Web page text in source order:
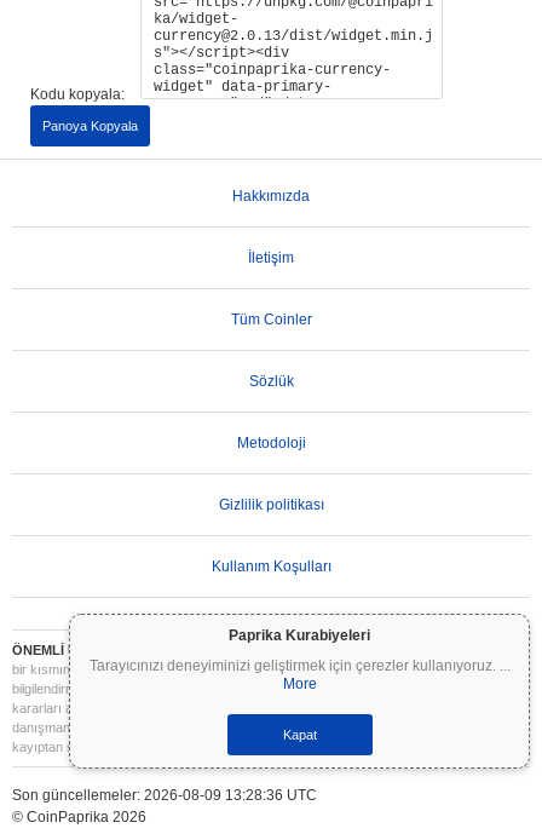
Paprika Kurabiyeleri
Tarayıcınızı deneyiminizi geliştirmek için çerezler kullanıyoruz. ...
More
Kapat
Kodu kopyala:
Panoya Kopyala
Hakkımızda
İletişim
Tüm Coinler
Sözlük
Metodoloji
Gizlilik politikası
Kullanım Koşulları
ÖNEMLİ UYARI:
bir kısmını veya tamamını kaybedebilirsiniz. Coinpaprika üzerindeki tüm bilgiler yalnızca
bilgilendirme amaçlıdır ve finansal veya yatırım tavsiyesi niteliği taşımaz. Yatırım
kararları almadan önce daima kendi araştırmanızı yapın (DYOR) ve nitelikli bir finansal
danışmana başvurun. Coinpaprika, bu bilgilerin kullanımından kaynaklanan herhangi bir
kayıptan sorumlu değildir.
Son güncellemeler: 2026-08-09 13:28:36 UTC
© CoinPaprika 2026